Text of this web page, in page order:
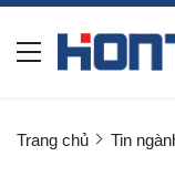
Trang chủ Tin